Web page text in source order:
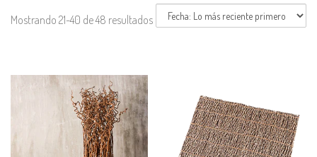
Mostrando 21-40 de 48 resultados